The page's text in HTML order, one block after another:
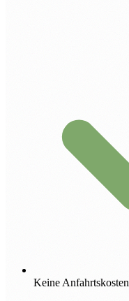
Keine Anfahrtskosten